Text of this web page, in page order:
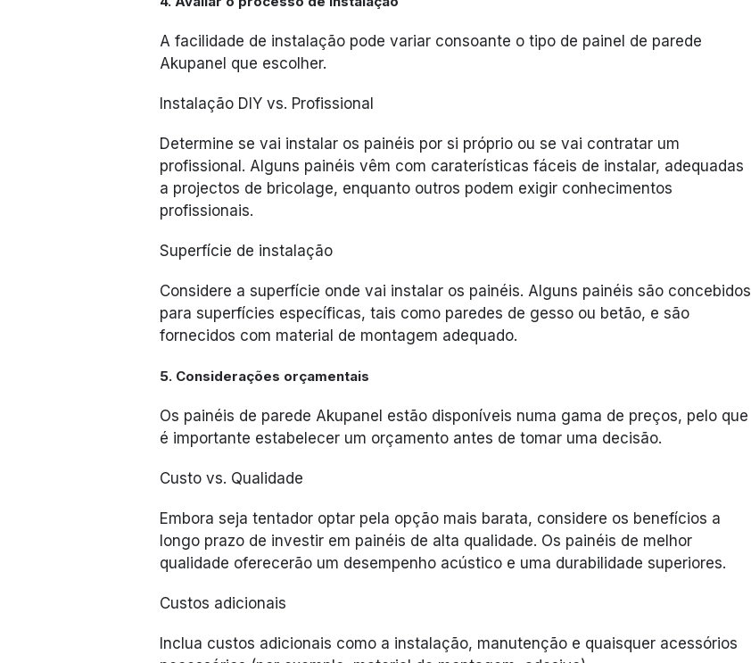
A facilidade de instalação pode variar consoante o tipo de painel de parede
Akupanel que escolher.
Instalação DIY vs. Profissional
Determine se vai instalar os painéis por si próprio ou se vai contratar um
profissional. Alguns painéis vêm com caraterísticas fáceis de instalar, adequadas
a projectos de bricolage, enquanto outros podem exigir conhecimentos
profissionais.
Superfície de instalação
Considere a superfície onde vai instalar os painéis. Alguns painéis são concebidos
para superfícies específicas, tais como paredes de gesso ou betão, e são
fornecidos com material de montagem adequado.
5. Considerações orçamentais
Os painéis de parede Akupanel estão disponíveis numa gama de preços, pelo que
é importante estabelecer um orçamento antes de tomar uma decisão.
Custo vs. Qualidade
Embora seja tentador optar pela opção mais barata, considere os benefícios a
longo prazo de investir em painéis de alta qualidade. Os painéis de melhor
qualidade oferecerão um desempenho acústico e uma durabilidade superiores.
Custos adicionais
Inclua custos adicionais como a instalação, manutenção e quaisquer acessórios